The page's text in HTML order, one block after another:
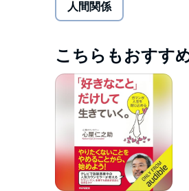
コンパッションとは、単
幸福感とパフォーマンス
著者は、シリコンバレー
CEO賞を受賞した実績を
自身も過剰なストレスか
人間関係
こちらもおすす